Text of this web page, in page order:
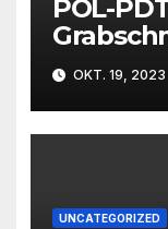
POL-
OKT. 19, 2023
UNCATEGORIZED